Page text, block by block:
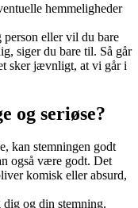
hemmeligheder
eller vil du bare
siger du bare til. Så går
sker jævnligt, at vi går i
og seriøse?
kan stemningen godt
også være godt. Det
komisk eller absurd,
dig og din stemning.